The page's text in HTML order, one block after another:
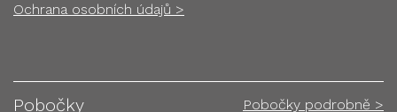
Ochrana osobních údajů >
Pobočky Pobočky podrobně >